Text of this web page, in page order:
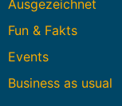
Ausgezeichnet
Fun & Fakts
Events
Business as usual